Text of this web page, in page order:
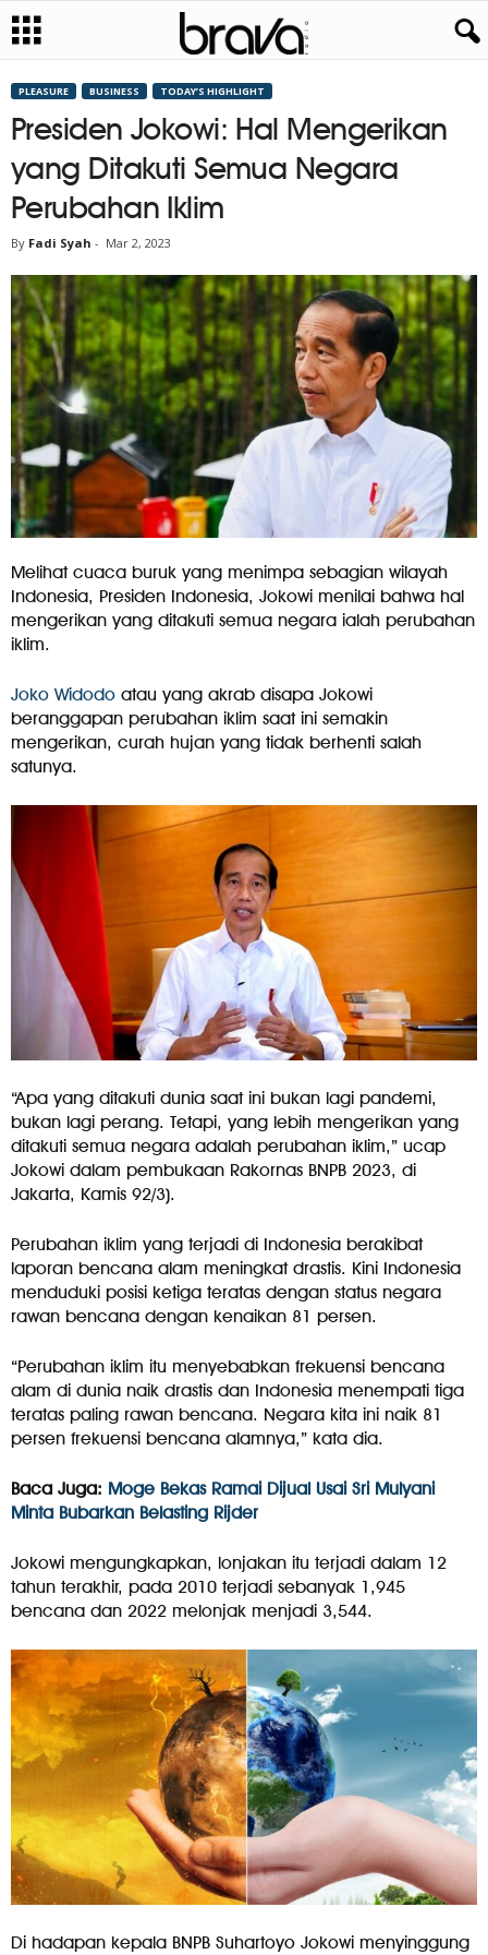
PLEASURE BUSINESS TODAY’S HIGHLIGHT
Presiden Jokowi: Hal Mengerikan
yang Ditakuti Semua Negara
Perubahan Iklim
By Fadi Syah - Mar 2, 2023
Melihat cuaca buruk yang menimpa sebagian wilayah
Indonesia, Presiden Indonesia, Jokowi menilai bahwa hal
mengerikan yang ditakuti semua negara ialah perubahan
iklim.
Joko Widodo atau yang akrab disapa Jokowi
beranggapan perubahan iklim saat ini semakin
mengerikan, curah hujan yang tidak berhenti salah
satunya.
“Apa yang ditakuti dunia saat ini bukan lagi pandemi,
bukan lagi perang. Tetapi, yang lebih mengerikan yang
ditakuti semua negara adalah perubahan iklim,” ucap
Jokowi dalam pembukaan Rakornas BNPB 2023, di
Jakarta, Kamis 92/3).
Perubahan iklim yang terjadi di Indonesia berakibat
laporan bencana alam meningkat drastis. Kini Indonesia
menduduki posisi ketiga teratas dengan status negara
rawan bencana dengan kenaikan 81 persen.
“Perubahan iklim itu menyebabkan frekuensi bencana
alam di dunia naik drastis dan Indonesia menempati tiga
teratas paling rawan bencana. Negara kita ini naik 81
persen frekuensi bencana alamnya,” kata dia.
Baca Juga: Moge Bekas Ramai Dijual Usai Sri Mulyani
Minta Bubarkan Belasting Rijder
Jokowi mengungkapkan, lonjakan itu terjadi dalam 12
tahun terakhir, pada 2010 terjadi sebanyak 1,945
bencana dan 2022 melonjak menjadi 3,544.
Di hadapan kepala BNPB Suhartoyo Jokowi menyinggung